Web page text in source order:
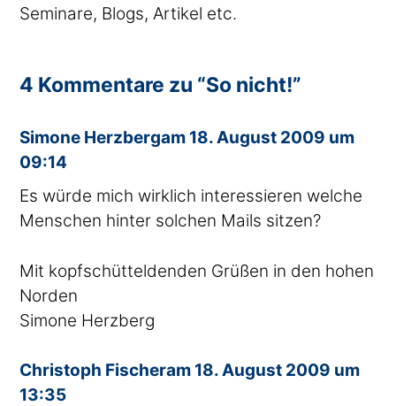
Seminare, Blogs, Artikel etc.
4 Kommentare zu “So nicht!”
Simone Herzbergsagte
am 18. August 2009 um
09:14
Es würde mich wirklich interessieren welche
Menschen hinter solchen Mails sitzen?
Mit kopfschütteldenden Grüßen in den hohen
Norden
Simone Herzberg
Christoph Fischersagte
am 18. August 2009 um
13:35